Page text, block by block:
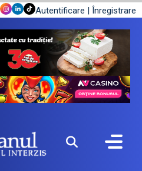
Autentificare | Înregistrare